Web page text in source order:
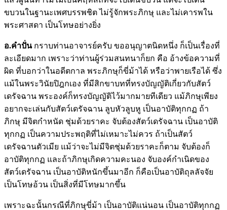
ขบวนในฐานะเพศบรรพชิต ไม่รู้จักพระภิกษุ และไม่เคารพใน
พระศาสดา เป็นโทษอย่างยิ่ง
อ.คำปั่นกราบท่านอาจารย์ครับ ขออนุญาตนิดหนึ่ง ก็เป็นเรื่องที่
ละเอียดมาก เพราะว่าท่านผู้ร่วมสนทนาก็ยก คือ อ้างข้อความที่
ผิด ที่บอกว่าในอดีตกาล พระภิกษุก็ขี่ม้าได้ หรือว่าพายเรือได้ ซึ่ง
แม้ในพระวินัยปิฎกเอง ที่มีสิกขาบทที่ทรงบัญญัติเกี่ยวกับสัตว์
เดรัจฉาน พระองค์ก็ทรงบัญญัติไว้มากมายทีเดียว แม้ภิกษุเพียง
อยากจะเล่นกับสัตว์เดรัจฉาน ลูบหัวลูบหู เป็นอาบัติทุกกฏ ถ้า
ภิกษุ มีจิตกำหนัด ชุ่มด้วยราคะ จับต้องสัตว์เดรัจฉาน เป็นอาบัติ
ทุกกฏ เป็นความประพฤติที่ไม่เหมาะไม่ควร ถ้าเป็นสัตว์
เดรัจฉานตัวเมีย แม้ว่าจะไม่มีจิตชุ่มด้วยราคะก็ตาม จับต้องก็
อาบัติทุกกฏ และถ้าภิกษุเกิดความคะนอง จับองค์กำเนิดของ
สัตว์เดรัจฉาน เป็นอาบัติหนักขึ้นมาอีก ก็คือเป็นอาบัติถุลลัจจัย
เป็นโทษอ้วน เป็นสิ่งที่มีโทษมากขึ้น
เพราะฉะนั้นกรณีที่ภิกษุขี่ม้า เป็นอาบัติแน่นอน เป็นอาบัติทุกกฏ